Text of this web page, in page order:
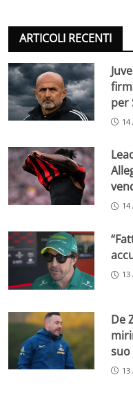
ARTICOLI RECENTI
per
14
14
13
De
13